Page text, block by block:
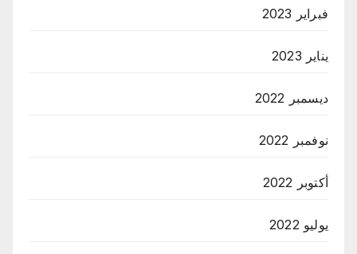
فبراير 2023
يناير 2023
ديسمبر 2022
نوفمبر 2022
أكتوبر 2022
يوليو 2022